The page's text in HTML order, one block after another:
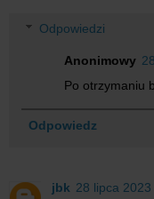
Odpowiedzi
Anonimowy
Po otrzymaniu
Odpowiedz
jbk 28 lipca